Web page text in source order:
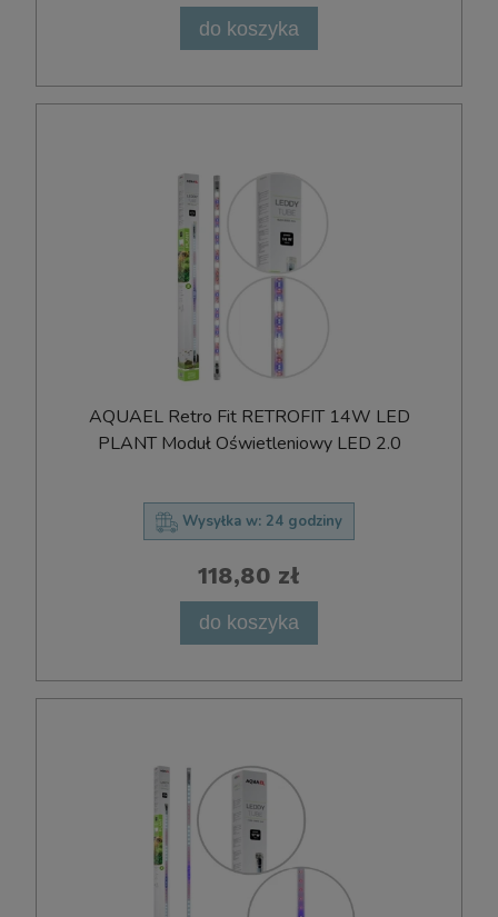
do koszyka
AQUAEL Retro Fit RETROFIT 14W LED
PLANT Moduł Oświetleniowy LED 2.0
Wysyłka w: 24 godziny
118,80 zł
do koszyka